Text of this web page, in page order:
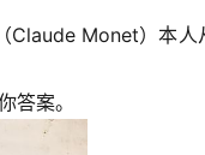
Claude Monet）本人
答案。